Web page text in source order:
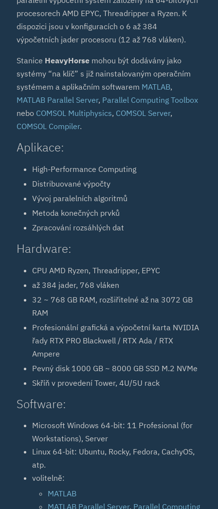
procesorech AMD EPYC, Threadripper a Ryzen. K
dispozici jsou v konfiguracích o 6 až 384
výpočetních jader procesoru (12 až 768 vláken).
Stanice HeavyHorse mohou být dodávány jako
systémy “na klíč” s již nainstalovaným operačním
systémem a aplikačním softwarem MATLAB,
MATLAB Parallel Server, Parallel Computing Toolbox
nebo COMSOL Multiphysics, COMSOL Server,
COMSOL Compiler.
Aplikace:
High-Performance Computing
Distribuované výpočty
Vývoj paralelních algoritmů
Metoda konečných prvků
Zpracování rozsáhlých dat
Hardware:
CPU AMD Ryzen, Threadripper, EPYC
až 384 jader, 768 vláken
32 ~ 768 GB RAM, rozšiřitelné až na 3072 GB
RAM
Profesionální grafická a výpočetní karta NVIDIA
řady RTX PRO Blackwell / RTX Ada / RTX
Ampere
Pevný disk 1000 GB ~ 8000 GB SSD M.2 NVMe
Skříň v provedení Tower, 4U/5U rack
Software:
Microsoft Windows 64-bit: 11 Profesional (for
Workstations), Server
Linux 64-bit: Ubuntu, Rocky, Fedora, CachyOS,
atp.
volitelně:
MATLAB
MATLAB Parallel Server, Parallel Computing